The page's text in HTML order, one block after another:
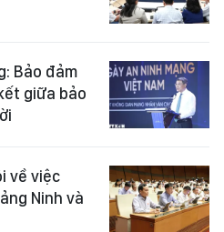
Bảo đảm
giữa bảo
về việc
Ninh và